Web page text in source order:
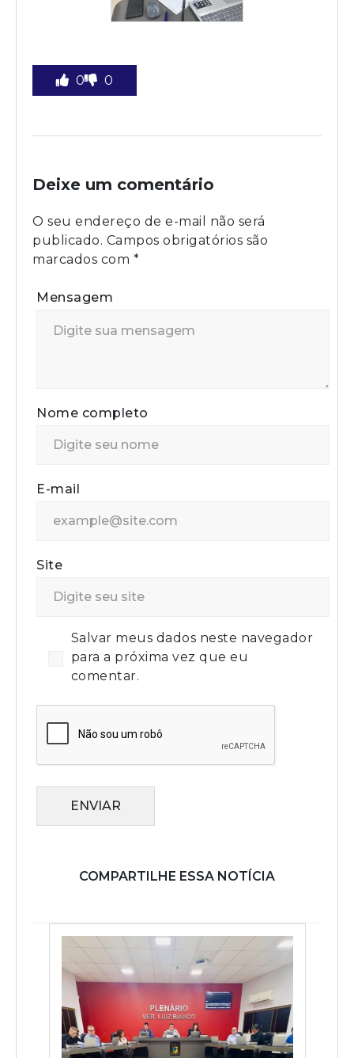
0 0
Deixe um comentário
O seu endereço de e-mail não será
publicado. Campos obrigatórios são
marcados com *
Mensagem
Nome completo
E-mail
Site
Salvar meus dados neste navegador
para a próxima vez que eu
comentar.
ENVIAR
COMPARTILHE ESSA NOTÍCIA